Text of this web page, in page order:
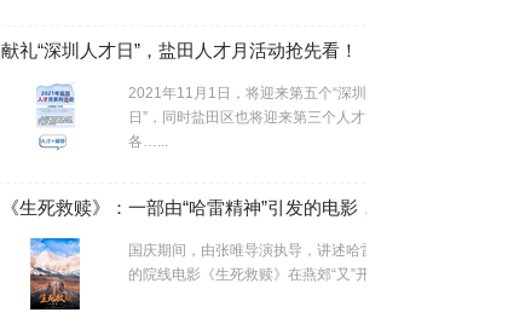
献礼“深圳人才日”，盐田人才月活动抢先看！
2021年11月1日，将迎来第五个“深圳人才
日”，同时盐田区也将迎来第三个人才月。
各…...
国庆期间，由张唯导演执导，讲述哈雷兄弟情
的院线电影《生死救赎》在燕郊“又”开…...